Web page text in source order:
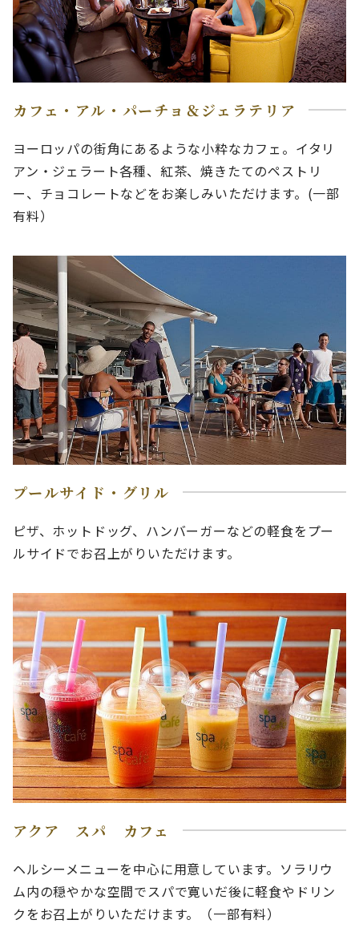
カフェ・アル・パーチョ＆ジェラテリア
ヨーロッパの街角にあるような小粋なカフェ。イタリ
アン・ジェラート各種、紅茶、焼きたてのペストリ
ー、チョコレートなどをお楽しみいただけます。(一部
有料）
プールサイド・グリル
ピザ、ホットドッグ、ハンバーガーなどの軽食をプー
ルサイドでお召上がりいただけます。
アクア スパ カフェ
ヘルシーメニューを中心に用意しています。ソラリウ
ム内の穏やかな空間でスパで寛いだ後に軽食やドリン
クをお召上がりいただけます。（一部有料）